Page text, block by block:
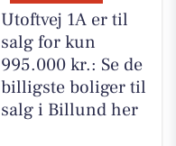
Utoftvej 1A er til
salg for kun
995.000 kr.: Se de
billigste boliger til
salg i Billund her